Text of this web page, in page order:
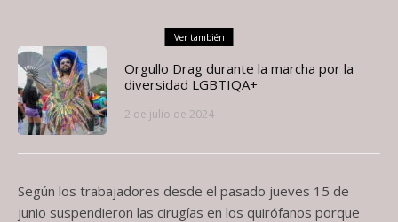
Ver también
Orgullo Drag durante la marcha por la
diversidad LGBTIQA+
2 de julio de 2024
Según los trabajadores desde el pasado jueves 15 de
junio suspendieron las cirugías en los quirófanos porque